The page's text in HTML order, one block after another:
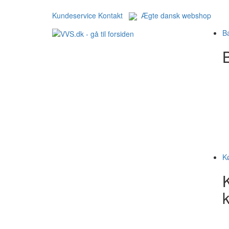
Kundeservice Kontakt
Ægte dansk webshop